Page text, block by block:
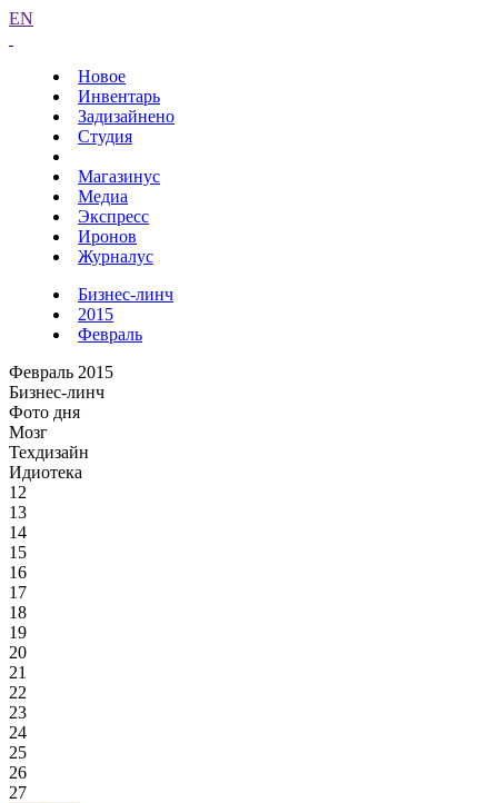
EN
Новое
Инвентарь
Задизайнено
Студия
Магазинус
Медиа
Экспресс
Иронов
Журналус
Бизнес-линч
2015
Февраль
Февраль 2015
Бизнес-линч
Фото дня
Мозг
Техдизайн
Идиотека
12
13
14
15
16
17
18
19
20
21
22
23
24
25
26
27